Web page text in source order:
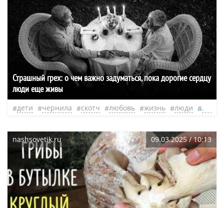
Страшный грех: о чем важно задуматься, пока дорогие сердцу
люди еще живы
дети чернила скотч любовь жизнь люди нео
nashsovetik.ru 09.03.2025 / 10:13